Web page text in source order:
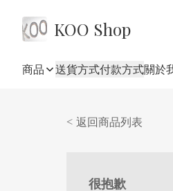
KOO Shop
商品 送貨方式付款方式關於
< 返回商品列表
很抱歉